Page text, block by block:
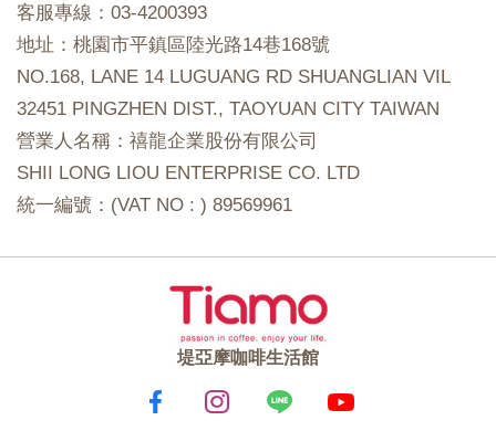
客服專線：03-4200393
地址：桃園市平鎮區陸光路14巷168號
NO.168, LANE 14 LUGUANG RD SHUANGLIAN VIL
32451 PINGZHEN DIST., TAOYUAN CITY TAIWAN
營業人名稱：禧龍企業股份有限公司
SHII LONG LIOU ENTERPRISE CO. LTD
統一編號：(VAT NO : ) 89569961
堤亞摩咖啡生活館